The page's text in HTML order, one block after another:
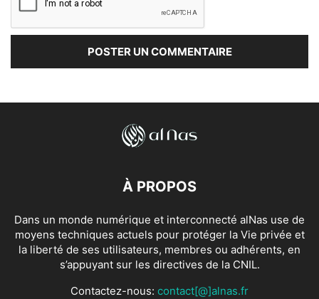
À PROPOS
Dans un monde numérique et interconnecté alNas use de
moyens techniques actuels pour protéger la Vie privée et
la liberté de ses utilisateurs, membres ou adhérents, en
s’appuyant sur les directives de la CNIL.
Contactez-nous: contact[@]alnas.fr